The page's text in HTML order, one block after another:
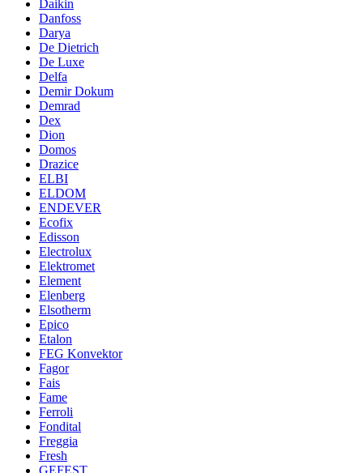
Daikin
Danfoss
Darya
De Dietrich
De Luxe
Delfa
Demir Dokum
Demrad
Dex
Dion
Domos
Drazice
ELBI
ELDOM
ENDEVER
Ecofix
Edisson
Electrolux
Elektromet
Element
Elenberg
Elsotherm
Epico
Etalon
FEG Konvektor
Fagor
Fais
Fame
Ferroli
Fondital
Freggia
Fresh
GEFEST